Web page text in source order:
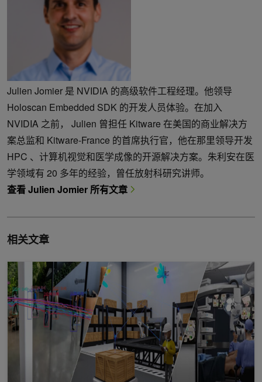
Julien Jomier 是 NVIDIA 的高级软件工程经理。他领导
Holoscan Embedded SDK 的开发人员体验。在加入
NVIDIA 之前， Julien 曾担任 Kitware 在美国的商业解决方
案总监和 Kitware-France 的首席执行官，他在那里领导开发
HPC 、计算机视觉和医学成像的开源解决方案。朱利安在医
学领域有 20 多年的经验，曾任放射科研究讲师。
查看 Julien Jomier 所有文章
相关文章
使用 NVIDIA Holoscan v0.5 在 HoloHub 上为边缘人工智能开发